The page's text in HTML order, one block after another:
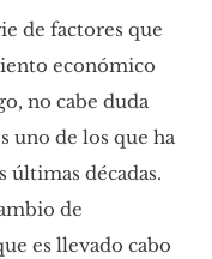
de factores que
económico
no cabe duda
uno de los que ha
últimas décadas.
de
es llevado cabo